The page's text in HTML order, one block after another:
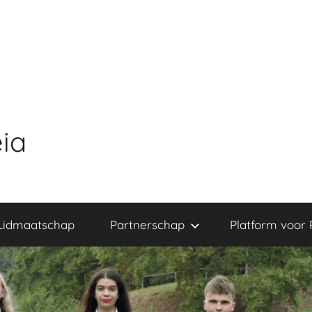
Partnerschap Platform voor